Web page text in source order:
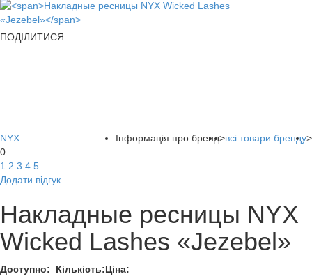
ПОДІЛИТИСЯ
Інформація про бренд>всі товари бренду>
NYX
0
1 2 3 4 5
Додати відгук
Накладные ресницы NYX
Wicked Lashes «Jezebel»
Доступно: Кількість:Ціна: